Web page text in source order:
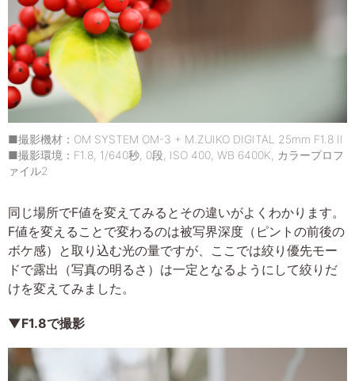
■撮影機材：OM SYSTEM OM-3 + M.ZUIKO DIGITAL 25mm F1.8 II
■撮影環境：F1.8, 1/640秒, 0段, ISO 400, WB 6400K, カラープロフ
ァイル2
同じ場所でF値を変えてみるとその違いがよくわかります。
F値を変えることで変わるのは被写界深度（ピントの前後の
ボケ感）と取り込む光の量ですが、ここでは絞り優先モー
ドで露出（写真の明るさ）は一定となるようにして絞りだ
けを変えてみました。
▼F1.8で撮影